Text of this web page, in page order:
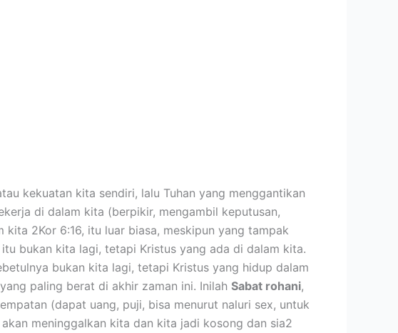
kekuatan kita sendiri, lalu Tuhan yang menggantikan
di dalam kita (berpikir, mengambil keputusan,
2Kor 6:16, itu luar biasa, meskipun yang tampak
bukan kita lagi, tetapi Kristus yang ada di dalam kita.
bukan kita lagi, tetapi Kristus yang hidup dalam
paling berat di akhir zaman ini. Inilah Sabat rohani,
(dapat uang, puji, bisa menurut naluri sex, untuk
meninggalkan kita dan kita jadi kosong dan sia2